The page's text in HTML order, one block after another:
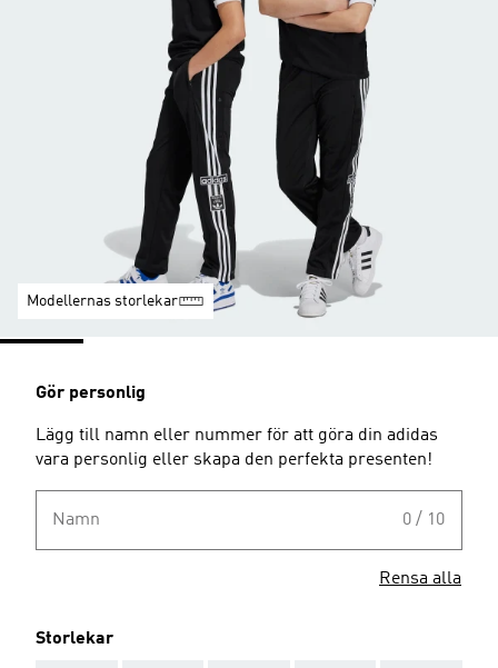
Modellernas storlekar
Gör personlig
Lägg till namn eller nummer för att göra din adidas
vara personlig eller skapa den perfekta presenten!
Namn 0 / 10
Rensa alla
Storlekar